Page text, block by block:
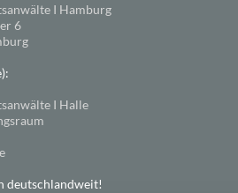
I Hamburg
6
I Halle
deutschlandweit!